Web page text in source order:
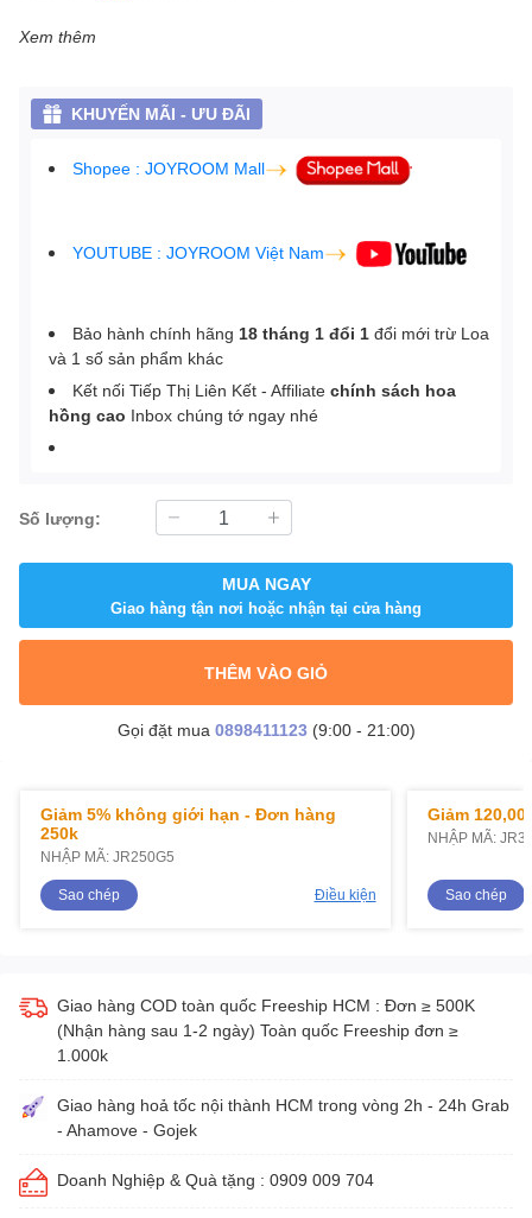
Xem thêm
KHUYẾN MÃI - ƯU ĐÃI
Shopee : JOYROOM Mall
YOUTUBE : JOYROOM Việt Nam
Bảo hành chính hãng 18 tháng 1 đổi 1 đổi mới trừ Loa
và 1 số sản phẩm khác
Kết nối Tiếp Thị Liên Kết - Affiliate chính sách hoa
hồng cao Inbox chúng tớ ngay nhé
Số lượng:
MUA NGAY
Giao hàng tận nơi hoặc nhận tại cửa hàng
THÊM VÀO GIỎ
Gọi đặt mua 0898411123(9:00 - 21:00)
Giảm 5% không giới hạn - Đơn hàng
250k
NHẬP MÃ: JR250G5
Sao chép Điều kiện
Giảm
NHẬP MÃ:
Sao chép
Giao hàng COD toàn quốc Freeship HCM : Đơn ≥ 500K
(Nhận hàng sau 1-2 ngày) Toàn quốc Freeship đơn ≥
1.000k
Giao hàng hoả tốc nội thành HCM trong vòng 2h - 24h Grab
- Ahamove - Gojek
Doanh Nghiệp & Quà tặng : 0909 009 704